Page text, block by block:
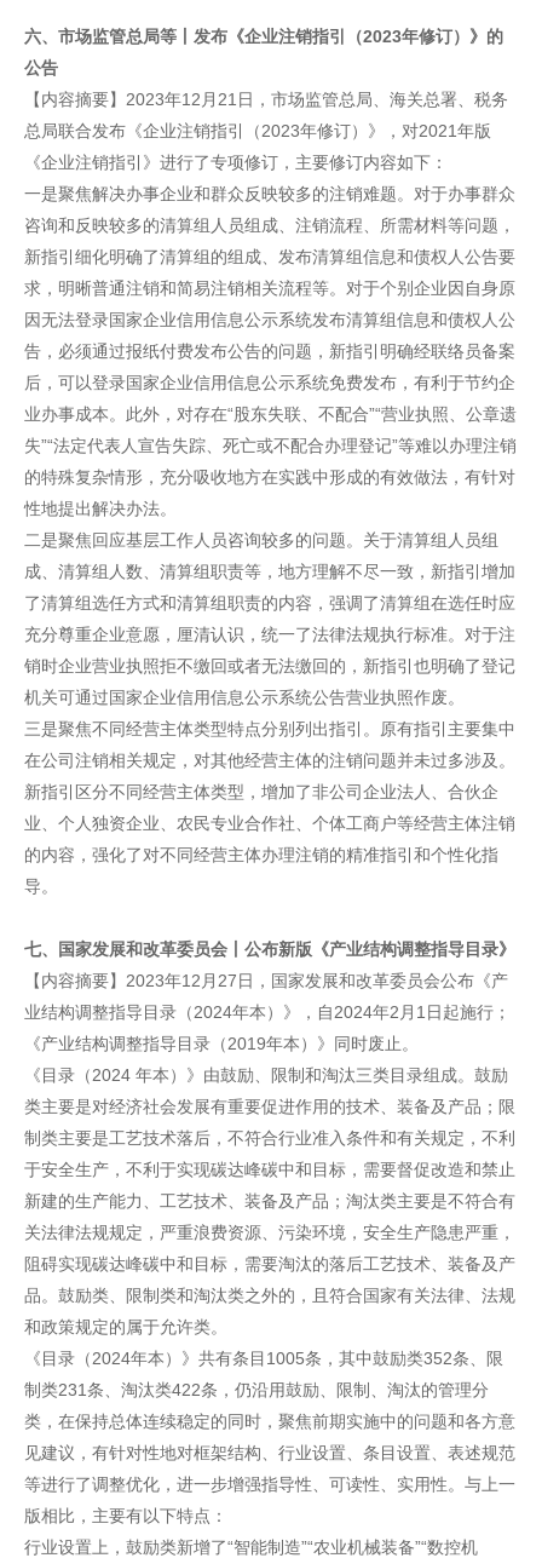
六、市场监管总局等丨发布《企业注销指引（2023年修订）》的
公告
【内容摘要】2023年12月21日，市场监管总局、海关总署、税务
总局联合发布《企业注销指引（2023年修订）》，对2021年版
《企业注销指引》进行了专项修订，主要修订内容如下：
一是聚焦解决办事企业和群众反映较多的注销难题。对于办事群众
咨询和反映较多的清算组人员组成、注销流程、所需材料等问题，
新指引细化明确了清算组的组成、发布清算组信息和债权人公告要
求，明晰普通注销和简易注销相关流程等。对于个别企业因自身原
因无法登录国家企业信用信息公示系统发布清算组信息和债权人公
告，必须通过报纸付费发布公告的问题，新指引明确经联络员备案
后，可以登录国家企业信用信息公示系统免费发布，有利于节约企
业办事成本。此外，对存在“股东失联、不配合”“营业执照、公章遗
失”“法定代表人宣告失踪、死亡或不配合办理登记”等难以办理注销
的特殊复杂情形，充分吸收地方在实践中形成的有效做法，有针对
性地提出解决办法。
二是聚焦回应基层工作人员咨询较多的问题。关于清算组人员组
成、清算组人数、清算组职责等，地方理解不尽一致，新指引增加
了清算组选任方式和清算组职责的内容，强调了清算组在选任时应
充分尊重企业意愿，厘清认识，统一了法律法规执行标准。对于注
销时企业营业执照拒不缴回或者无法缴回的，新指引也明确了登记
机关可通过国家企业信用信息公示系统公告营业执照作废。
三是聚焦不同经营主体类型特点分别列出指引。原有指引主要集中
在公司注销相关规定，对其他经营主体的注销问题并未过多涉及。
新指引区分不同经营主体类型，增加了非公司企业法人、合伙企
业、个人独资企业、农民专业合作社、个体工商户等经营主体注销
的内容，强化了对不同经营主体办理注销的精准指引和个性化指
导。
七、国家发展和改革委员会丨公布新版《产业结构调整指导目录》
【内容摘要】2023年12月27日，国家发展和改革委员会公布《产
业结构调整指导目录（2024年本）》，自2024年2月1日起施行；
《产业结构调整指导目录（2019年本）》同时废止。
《目录（2024 年本）》由鼓励、限制和淘汰三类目录组成。鼓励
类主要是对经济社会发展有重要促进作用的技术、装备及产品；限
制类主要是工艺技术落后，不符合行业准入条件和有关规定，不利
于安全生产，不利于实现碳达峰碳中和目标，需要督促改造和禁止
新建的生产能力、工艺技术、装备及产品；淘汰类主要是不符合有
关法律法规规定，严重浪费资源、污染环境，安全生产隐患严重，
阻碍实现碳达峰碳中和目标，需要淘汰的落后工艺技术、装备及产
品。鼓励类、限制类和淘汰类之外的，且符合国家有关法律、法规
和政策规定的属于允许类。
《目录（2024年本）》共有条目1005条，其中鼓励类352条、限
制类231条、淘汰类422条，仍沿用鼓励、限制、淘汰的管理分
类，在保持总体连续稳定的同时，聚焦前期实施中的问题和各方意
见建议，有针对性地对框架结构、行业设置、条目设置、表述规范
等进行了调整优化，进一步增强指导性、可读性、实用性。与上一
版相比，主要有以下特点：
行业设置上，鼓励类新增了“智能制造”“农业机械装备”“数控机